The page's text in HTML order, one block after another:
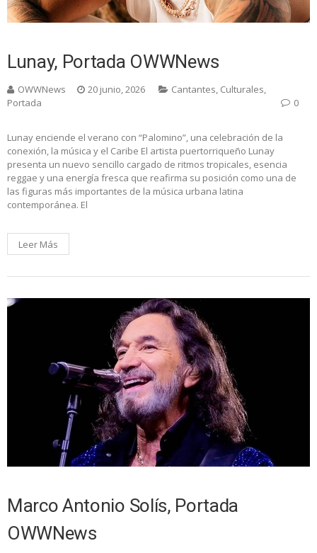
Lunay, Portada OWWNews
OWWNews 20 junio, 2026 Cantantes, Culturales,
Portada
0
Lunay enciende el verano con “Palomino”, una celebración de la
conexión, la música y el Caribe El artista puertorriqueño Lunay
presenta un nuevo sencillo cargado de ritmos tropicales, esencia
reggae y una energía fresca que reafirma su posición como una de
las figuras más importantes de la música urbana latina
contemporánea. El
Leer Más
Marco Antonio Solís, Portada
OWWNews